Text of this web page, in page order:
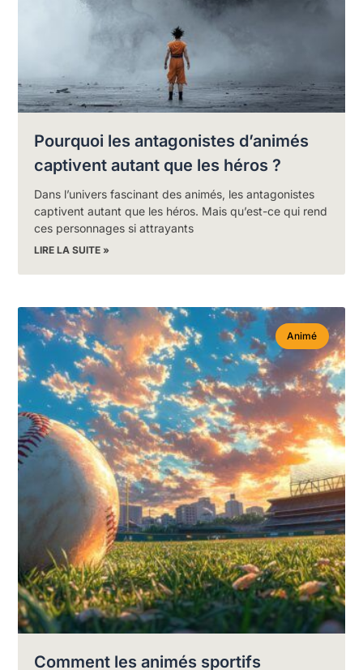
Pourquoi les antagonistes d’animés
captivent autant que les héros ?
Dans l’univers fascinant des animés, les antagonistes
captivent autant que les héros. Mais qu’est-ce qui rend
ces personnages si attrayants
LIRE LA SUITE »
Animé
Comment les animés sportifs